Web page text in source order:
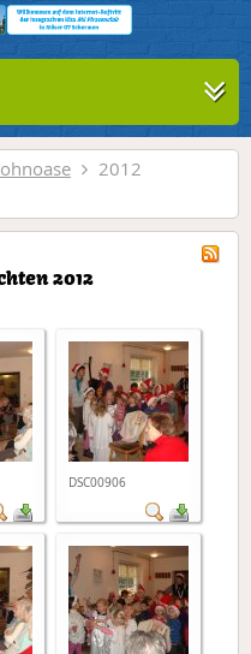
2012
2012
DSC00906